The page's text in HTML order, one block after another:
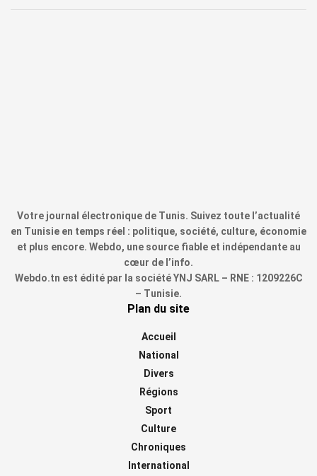
Votre journal électronique de Tunis. Suivez toute l’actualité
en Tunisie en temps réel : politique, société, culture, économie
et plus encore. Webdo, une source fiable et indépendante au
cœur de l’info.
Webdo.tn est édité par la société YNJ SARL – RNE : 1209226C
– Tunisie.
Plan du site
Accueil
National
Divers
Régions
Sport
Culture
Chroniques
International